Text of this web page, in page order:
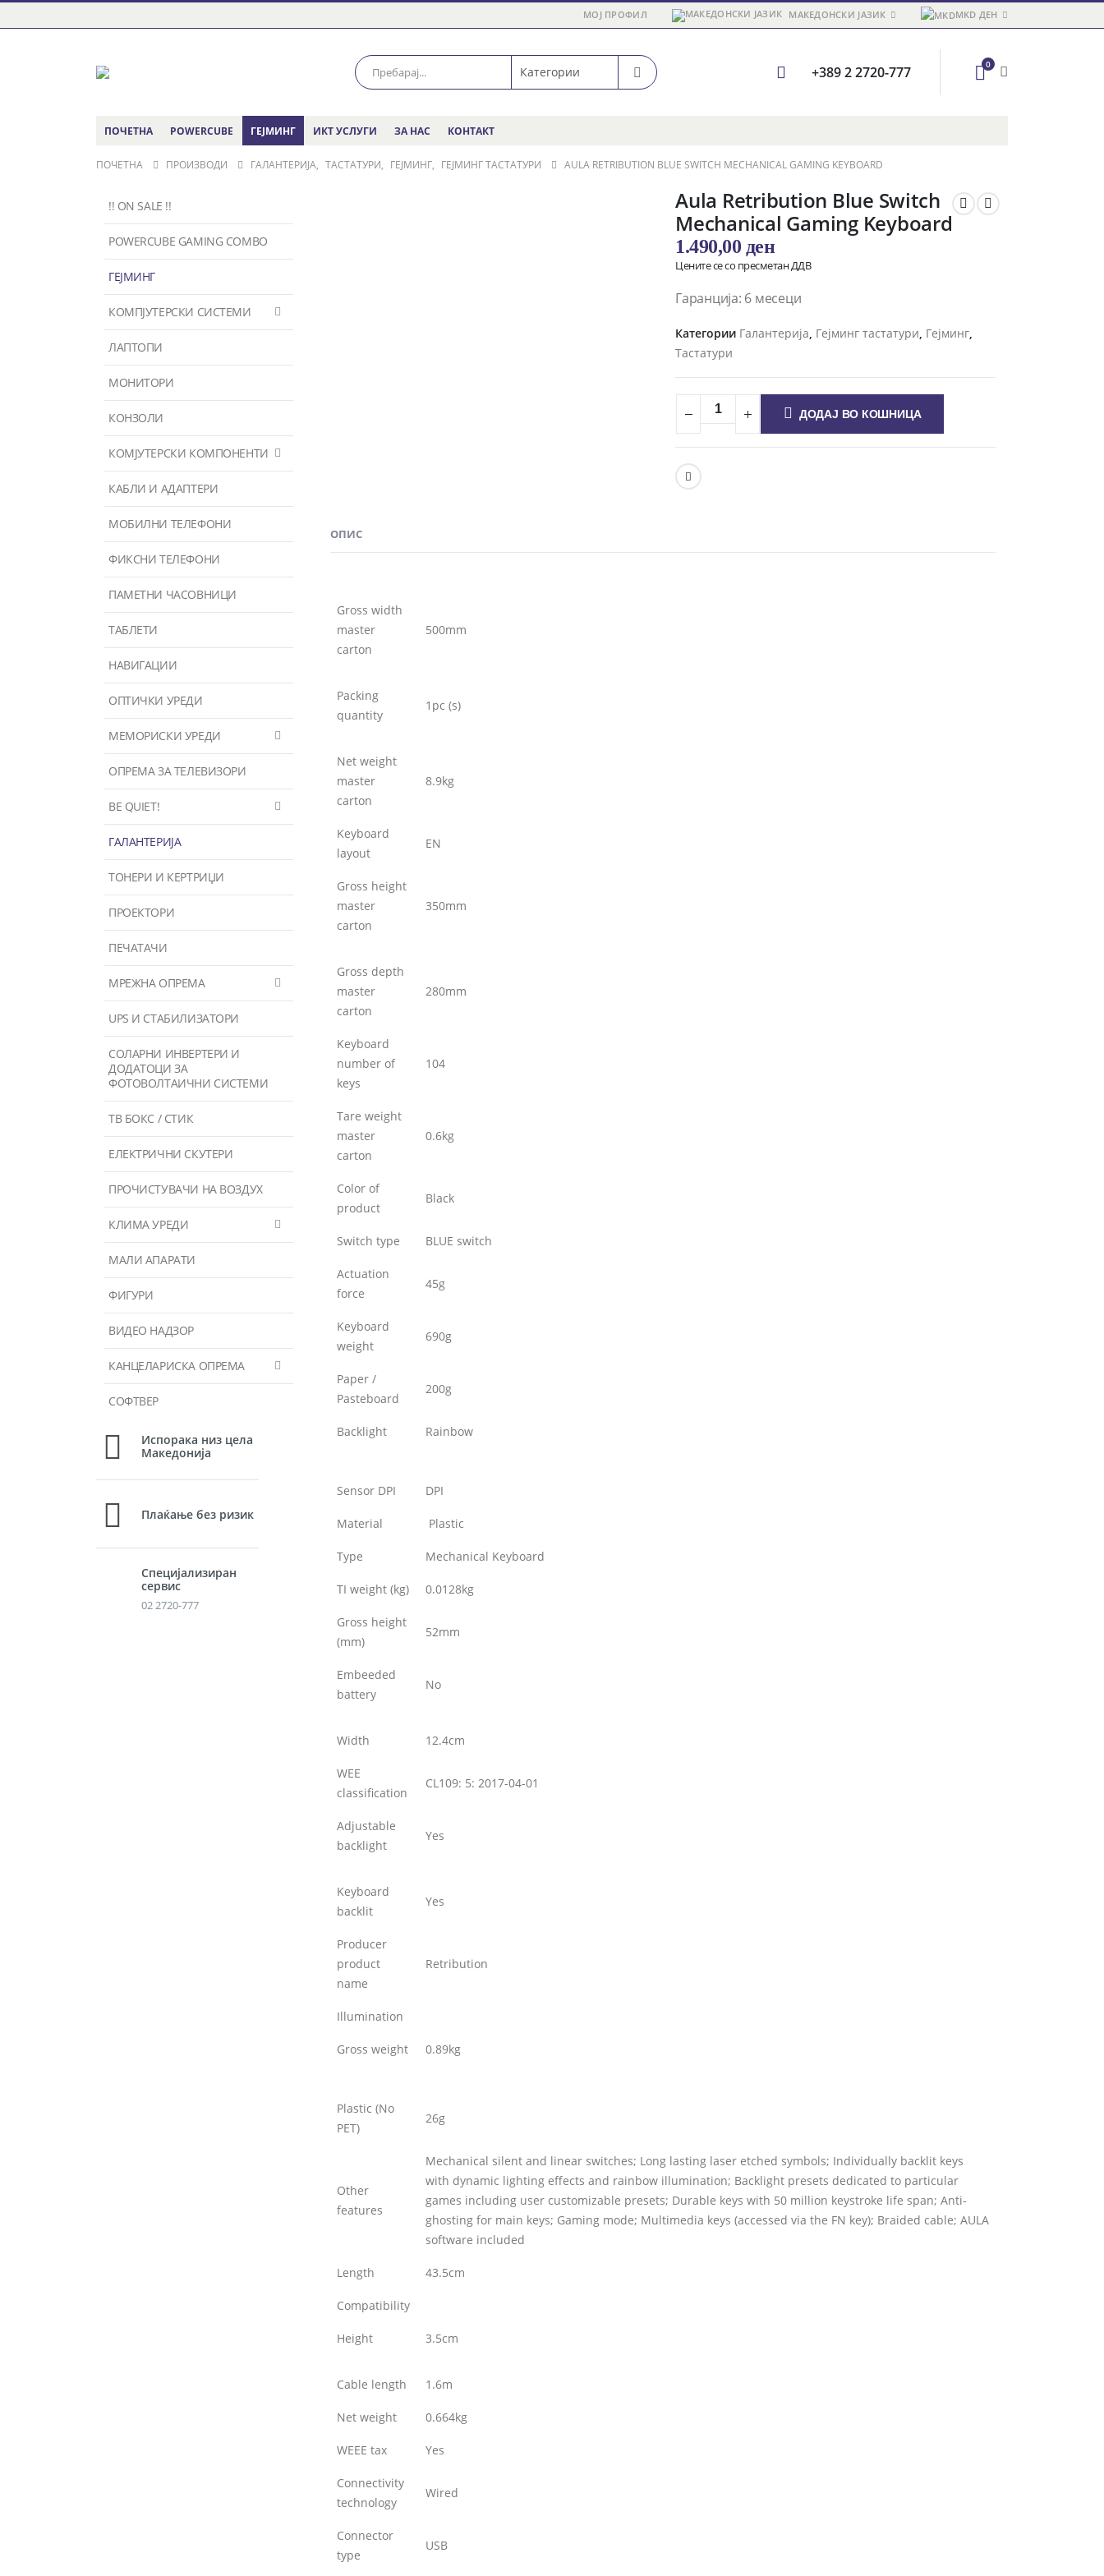
МОЈ ПРОФИЛ МАКЕДОНСКИ ЈАЗИК MKD ДЕН
+389 2 2720-777 0
ПОЧЕТНА POWERCUBE ГЕЈМИНГ ИКТ УСЛУГИ ЗА НАС КОНТАКТ
ПОЧЕТНА ПРОИЗВОДИ ГАЛАНТЕРИЈА, ТАСТАТУРИ, ГЕЈМИНГ, ГЕЈМИНГ ТАСТАТУРИ AULA RETRIBUTION BLUE SWITCH MECHANICAL GAMING KEYBOARD
Aula Retribution Blue Switch
Mechanical Gaming Keyboard
1.490,00 ден
Цените се со пресметан ДДВ
Гаранција: 6 месеци
Категории Галантерија, Гејминг тастатури, Гејминг,
Тастатури
ДОДАЈ ВО КОШНИЦА
ОПИС
Gross width
master
carton
500mm
Packing
quantity
1pc (s)
Net weight
master
carton
8.9kg
Keyboard
layout
EN
Gross height
master
carton
350mm
Gross depth
master
carton
280mm
Keyboard
number of
keys
104
Tare weight
master
carton
0.6kg
Color of
product
Black
Switch type BLUE switch
Actuation
force
45g
Keyboard
weight
690g
Paper /
Pasteboard
200g
Backlight Rainbow
Sensor DPI DPI
Material Plastic
Type Mechanical Keyboard
TI weight (kg) 0.0128kg
Gross height
(mm)
52mm
Embeeded
battery
No
Width 12.4cm
WEE
classification
CL109: 5: 2017-04-01
Adjustable
backlight
Yes
Keyboard
backlit
Yes
Producer
product
name
Retribution
Illumination
Gross weight 0.89kg
Plastic (No
PET)
26g
Other
features
Mechanical silent and linear switches; Long lasting laser etched symbols; Individually backlit keys
with dynamic lighting effects and rainbow illumination; Backlight presets dedicated to particular
games including user customizable presets; Durable keys with 50 million keystroke life span; Anti-
ghosting for main keys; Gaming mode; Multimedia keys (accessed via the FN key); Braided cable; AULA
software included
Length 43.5cm
Compatibility
Height 3.5cm
Cable length 1.6m
Net weight 0.664kg
WEEE tax Yes
Connectivity
technology
Wired
Connector
type
USB
!! ON SALE !!
POWERCUBE GAMING COMBO
ГЕЈМИНГ
КОМПЈУТЕРСКИ СИСТЕМИ
ЛАПТОПИ
МОНИТОРИ
КОНЗОЛИ
КОМЈУТЕРСКИ КОМПОНЕНТИ
КАБЛИ И АДАПТЕРИ
МОБИЛНИ ТЕЛЕФОНИ
ФИКСНИ ТЕЛЕФОНИ
ПАМЕТНИ ЧАСОВНИЦИ
ТАБЛЕТИ
НАВИГАЦИИ
ОПТИЧКИ УРЕДИ
МЕМОРИСКИ УРЕДИ
ОПРЕМА ЗА ТЕЛЕВИЗОРИ
BE QUIET!
ГАЛАНТЕРИЈА
ТОНЕРИ И КЕРТРИЏИ
ПРОЕКТОРИ
ПЕЧАТАЧИ
МРЕЖНА ОПРЕМА
UPS И СТАБИЛИЗАТОРИ
СОЛАРНИ ИНВЕРТЕРИ И
ДОДАТОЦИ ЗА
ФОТОВОЛТАИЧНИ СИСТЕМИ
ТВ БОКС / СТИК
ЕЛЕКТРИЧНИ СКУТЕРИ
ПРОЧИСТУВАЧИ НА ВОЗДУХ
КЛИМА УРЕДИ
МАЛИ АПАРАТИ
ФИГУРИ
ВИДЕО НАДЗОР
КАНЦЕЛАРИСКА ОПРЕМА
СОФТВЕР
Испорака низ цела
Македонија
Плаќање без ризик
Специјализиран
сервис
02 2720-777